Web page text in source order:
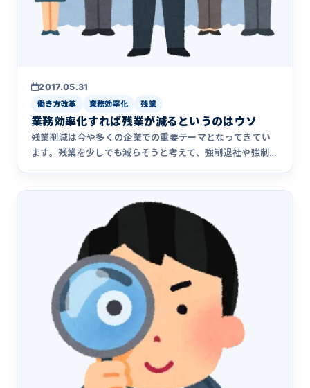
2017.05.31
働き方改革 業務効率化 残業
業務効率化すれば残業が減るというのはウソ
残業削減は今や多くの企業での重要テーマとなってきてい
ます。残業を少しでも減らそうと考えて、強制退社や強制消